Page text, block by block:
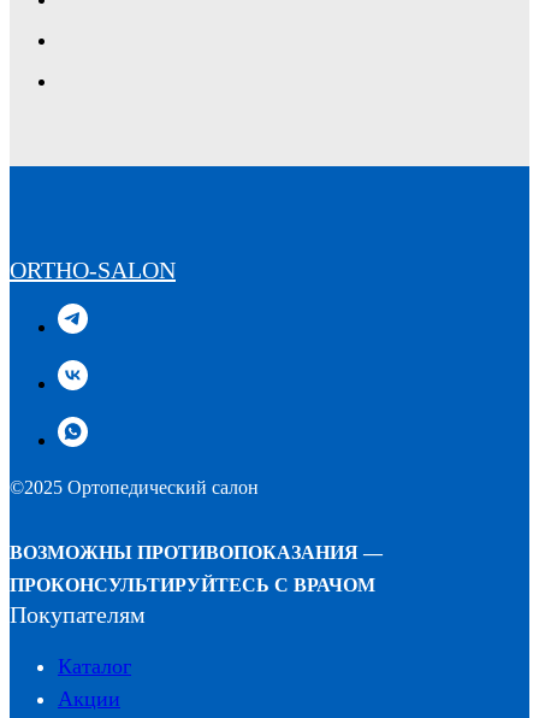
ORTHO-SALON
©2025 Ортопедический салон
ВОЗМОЖНЫ ПРОТИВОПОКАЗАНИЯ —
ПРОКОНСУЛЬТИРУЙТЕСЬ С ВРАЧОМ
Покупателям
Каталог
Акции